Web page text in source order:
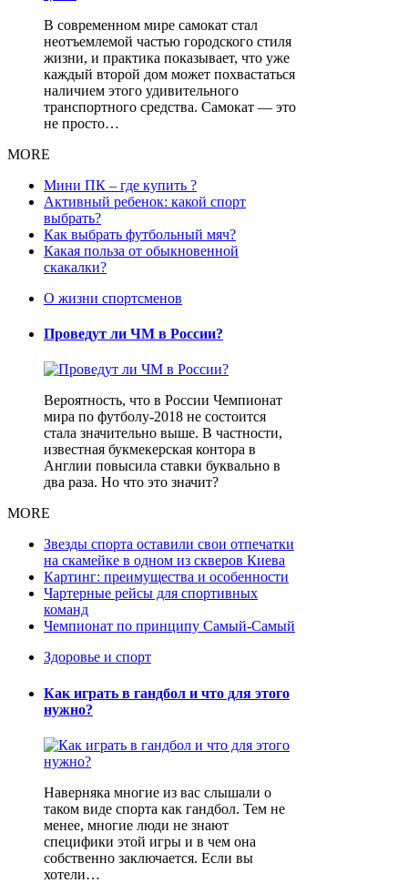
В современном мире самокат стал
неотъемлемой частью городского стиля
жизни, и практика показывает, что уже
каждый второй дом может похвастаться
наличием этого удивительного
транспортного средства. Самокат — это
не просто…
MORE
Мини ПК – где купить ?
Активный ребенок: какой спорт
выбрать?
Как выбрать футбольный мяч?
Какая польза от обыкновенной
скакалки?
О жизни спортсменов
Проведут ли ЧМ в России?
Вероятность, что в России Чемпионат
мира по футболу-2018 не состоится
стала значительно выше. В частности,
известная букмекерская контора в
Англии повысила ставки буквально в
два раза. Но что это значит?
MORE
Звезды спорта оставили свои отпечатки
на скамейке в одном из скверов Киева
Картинг: преимущества и особенности
Чартерные рейсы для спортивных
команд
Чемпионат по принципу Самый-Самый
Здоровье и спорт
Как играть в гандбол и что для этого
нужно?
Наверняка многие из вас слышали о
таком виде спорта как гандбол. Тем не
менее, многие люди не знают
специфики этой игры и в чем она
собственно заключается. Если вы
хотели…